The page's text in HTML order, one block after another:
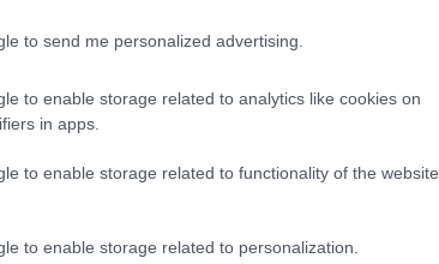
to send me personalized advertising.
to enable storage related to analytics like cookies on
in apps.
to enable storage related to functionality of the website
to enable storage related to personalization.
«Δέχθηκα
με την ασπίδα»